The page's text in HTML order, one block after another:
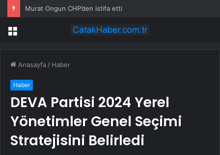
Murat Ongun CHP’den istifa etti
Menü
Anasayfa / Haber
Haber
DEVA Partisi 2024 Yerel
Yönetimler Genel Seçimi
Stratejisini Belirledi